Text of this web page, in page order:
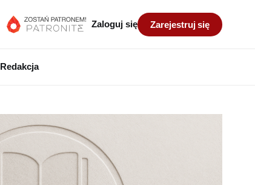
Redakcja
Zaloguj się Zarejestruj się